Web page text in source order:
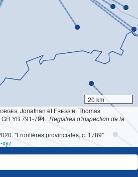
20 km
, Jonathan et Fressin, Thomas
YB 791-794 :Registres d'inspection de la
"Frontières provinciales, c. 1789"
xyz